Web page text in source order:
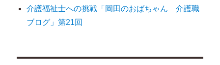
介護福祉士への挑戦「岡田のおばちゃん 介護職
ブログ」第21回